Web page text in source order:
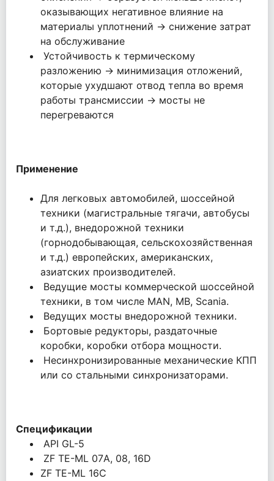
оказывающих негативное влияние на
материалы уплотнений → снижение затрат
на обслуживание
Устойчивость к термическому
разложению → минимизация отложений,
которые ухудшают отвод тепла во время
работы трансмиссии → мосты не
перегреваются
Применение
Для легковых автомобилей, шоссейной
техники (магистральные тягачи, автобусы
и т.д.), внедорожной техники
(горнодобывающая, сельскохозяйственная
и т.д.) европейских, американских,
азиатских производителей.
Ведущие мосты коммерческой шоссейной
техники, в том числе MAN, MB, Scania.
Ведущих мосты внедорожной техники.
Бортовые редукторы, раздаточные
коробки, коробки отбора мощности.
Несинхронизированные механические КПП
или со стальными синхронизаторами.
Спецификации
API GL-5
ZF TE-ML 07А, 08, 16D
ZF TE-ML 16C